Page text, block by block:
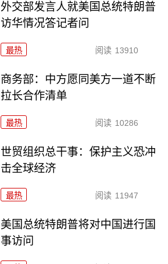
外交部发言人就美国总统特朗普
访华情况答记者问
最热 阅读 13910
商务部：中方愿同美方一道不断
拉长合作清单
最热 阅读 10286
世贸组织总干事：保护主义恐冲
击全球经济
最热 阅读 11947
美国总统特朗普将对中国进行国
事访问